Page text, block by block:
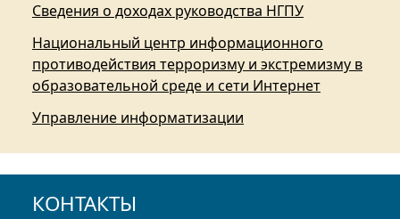
Сведения о доходах руководства НГПУ
Национальный центр информационного
противодействия терроризму и экстремизму в
образовательной среде и сети Интернет
Управление информатизации
КОНТАКТЫ